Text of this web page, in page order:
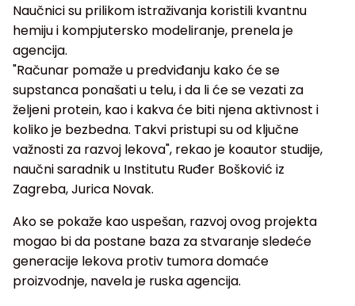
Naučnici su prilikom istraživanja koristili kvantnu
hemiju i kompjutersko modeliranje, prenela je
agencija.
"Računar pomaže u predviđanju kako će se
supstanca ponašati u telu, i da li će se vezati za
željeni protein, kao i kakva će biti njena aktivnost i
koliko je bezbedna. Takvi pristupi su od ključne
važnosti za razvoj lekova", rekao je koautor studije,
naučni saradnik u Institutu Ruđer Bošković iz
Zagreba, Jurica Novak.
Ako se pokaže kao uspešan, razvoj ovog projekta
mogao bi da postane baza za stvaranje sledeće
generacije lekova protiv tumora domaće
proizvodnje, navela je ruska agencija.